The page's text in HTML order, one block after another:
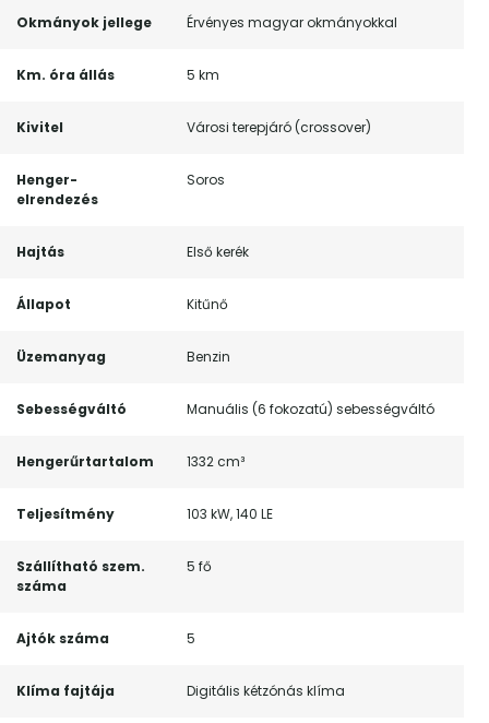
Okmányok jellege Érvényes magyar okmányokkal
Km. óra állás 5 km
Kivitel Városi terepjáró (crossover)
Henger-
elrendezés
Soros
Hajtás Első kerék
Állapot Kitűnő
Üzemanyag Benzin
Sebességváltó Manuális (6 fokozatú) sebességváltó
Hengerűrtartalom 1332 cm³
Teljesítmény 103 kW, 140 LE
Szállítható szem.
száma
5 fő
Ajtók száma 5
Klíma fajtája Digitális kétzónás klíma